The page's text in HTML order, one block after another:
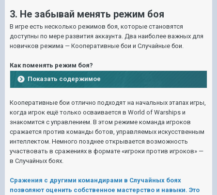
3. Не забывай менять режим боя
В игре есть несколько режимов боя, которые становятся
доступны по мере развития аккаунта. Два наиболее важных для
новичков режима — Кооперативные бои и Случайные бои.
Как поменять режим боя?
Показать содержимое
Кооперативные бои отлично подходят на начальных этапах игры,
когда игрок ещё только осваивается в World of Warships и
знакомится с управлением. В этом режиме команда игроков
сражается против команды ботов, управляемых искусственным
интеллектом. Немного позднее открывается возможность
участвовать в сражениях в формате «игроки против игроков» —
в Случайных боях.
Сражения с другими командирами в Случайных боях
позволяют оценить собственное мастерство и навыки. Это